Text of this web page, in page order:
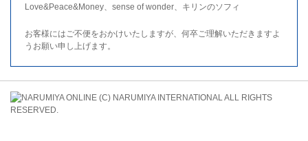
Love&Peace&Money、sense of wonder、キリンのソフィ
お客様にはご不便をおかけいたしますが、何卒ご理解いただきますよ
うお願い申し上げます。